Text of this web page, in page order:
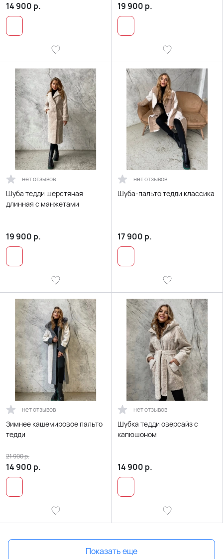
14 900 р. 19 900 р.
нет отзывов
Шуба тедди шерстяная
длинная с манжетами
19 900 р.
нет отзывов
Шуба-пальто тедди классика
17 900 р.
нет отзывов
Зимнее кашемировое пальто
тедди
14 900 р.
21 900р.
нет отзывов
Шубка тедди оверсайз с
капюшоном
14 900 р.
Показать еще